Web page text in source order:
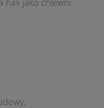
hali jako chlewni: